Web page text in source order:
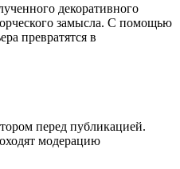
декоративного
замысла. С помощью
превратятся в
перед публикацией.
модерацию